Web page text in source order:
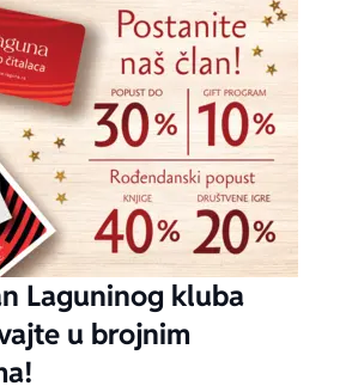
Laguninog kluba
u brojnim